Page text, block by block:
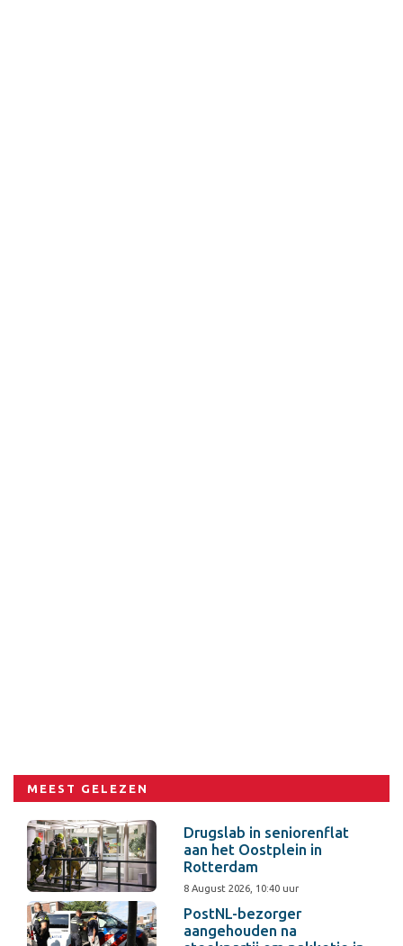
MEEST GELEZEN
Drugslab in seniorenflat
aan het Oostplein in
Rotterdam
8 August 2026, 10:40 uur
PostNL-bezorger
aangehouden na